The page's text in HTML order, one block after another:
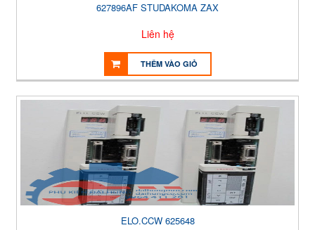
627896AF STUDAKOMA ZAX
Liên hệ
THÊM VÀO GIỎ
ELO.CCW 625648